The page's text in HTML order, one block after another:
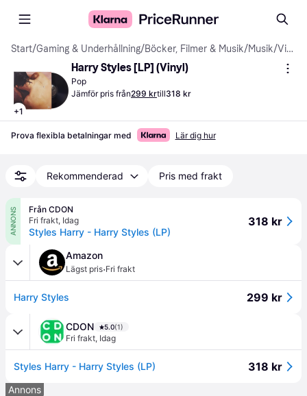
Start/Gaming & Underhållning/Böcker, Filmer & Musik/Musik/ Vinyl
+1
Harry Styles [LP] (Vinyl)
Pop
Jämför pris från299 krtill318 kr
Prova flexibla betalningar med Lär dig hur
Rekommenderad Pris med frakt
ANNONS
Från CDON
Fri frakt, Idag
Styles Harry - Harry Styles (LP)
318 kr
Amazon
Lägst pris·Fri frakt
Harry Styles 299 kr
CDON 5.0(1)
Fri frakt, Idag
Styles Harry - Harry Styles (LP) 318 kr
Annons